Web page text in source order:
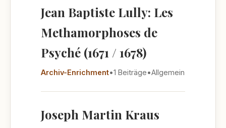
Jean Baptiste Lully: Les
Methamorphoses de
Psyché (1671 / 1678)
Archiv-Enrichment•1 Beiträge•Allgemein
Joseph Martin Kraus